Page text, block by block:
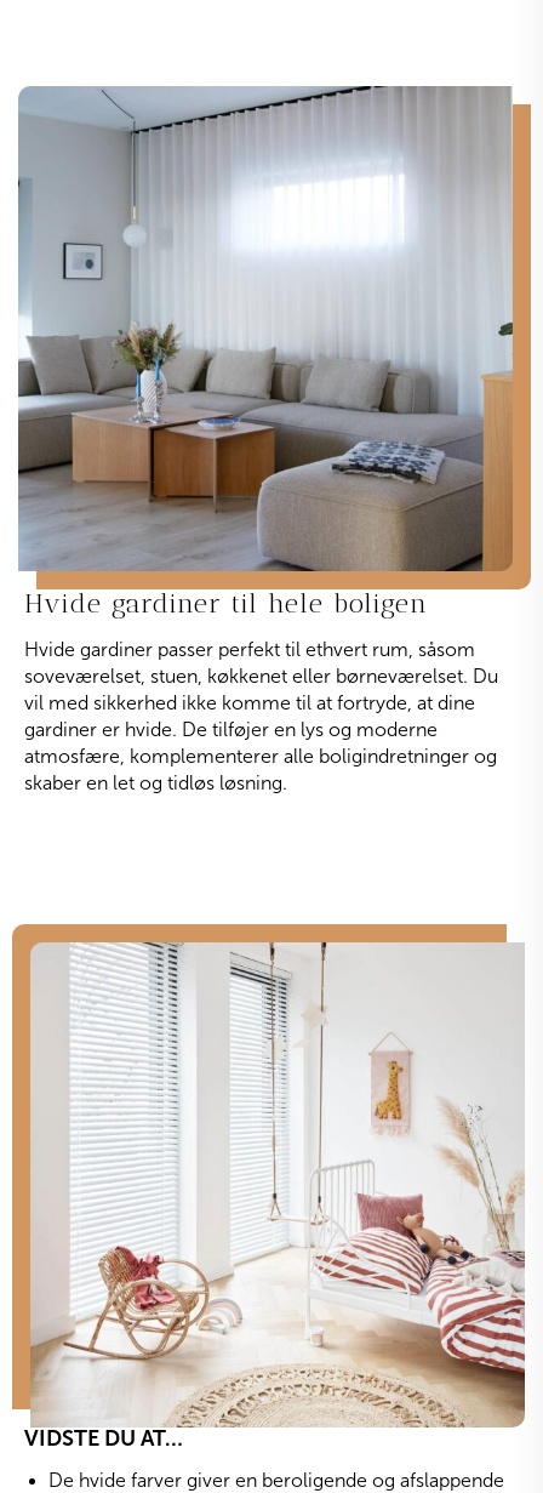
Hvide gardiner til hele boligen
Hvide gardiner passer perfekt til ethvert rum, såsom
soveværelset, stuen, køkkenet eller børneværelset. Du
vil med sikkerhed ikke komme til at fortryde, at dine
gardiner er hvide. De tilføjer en lys og moderne
atmosfære, komplementerer alle boligindretninger og
skaber en let og tidløs løsning.
VIDSTE DU AT…
De hvide farver giver en beroligende og afslappende